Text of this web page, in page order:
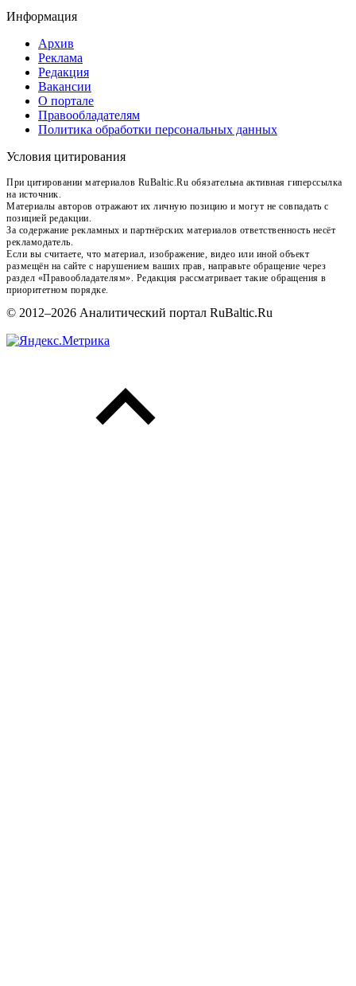
Информация
Архив
Реклама
Редакция
Вакансии
О портале
Правообладателям
Политика обработки персональных данных
Условия цитирования
При цитировании материалов RuBaltic.Ru обязательна активная гиперссылка
на источник.
Материалы авторов отражают их личную позицию и могут не совпадать с
позицией редакции.
За содержание рекламных и партнёрских материалов ответственность несёт
рекламодатель.
Если вы считаете, что материал, изображение, видео или иной объект
размещён на сайте с нарушением ваших прав, направьте обращение через
раздел «Правообладателям». Редакция рассматривает такие обращения в
приоритетном порядке.
© 2012–2026 Аналитический портал RuBaltic.Ru